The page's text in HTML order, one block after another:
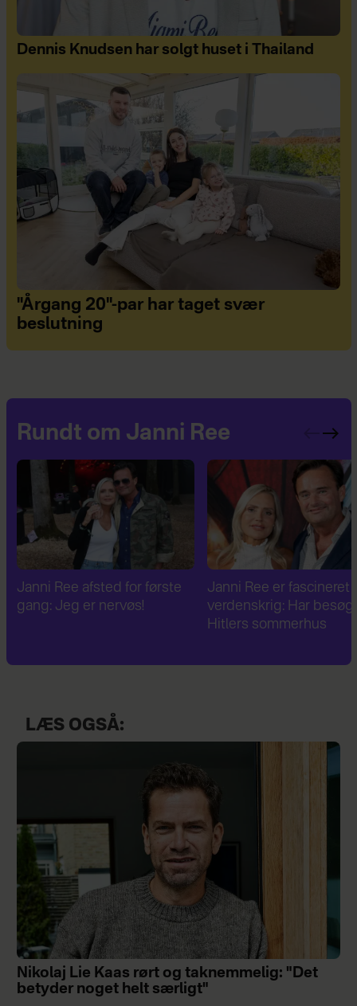
Dennis Knudsen har solgt huset i Thailand
"Årgang 20"-par har taget svær
beslutning
Rundt om Janni Ree
Janni Ree er fascineret af 2.
verdenskrig: Har besøgt
Janni Ree bryder
tavsheden: "Det er
fuldstændig absurd"
LÆS OGSÅ:
Nikolaj Lie Kaas rørt og taknemmelig: "Det
betyder noget helt særligt"